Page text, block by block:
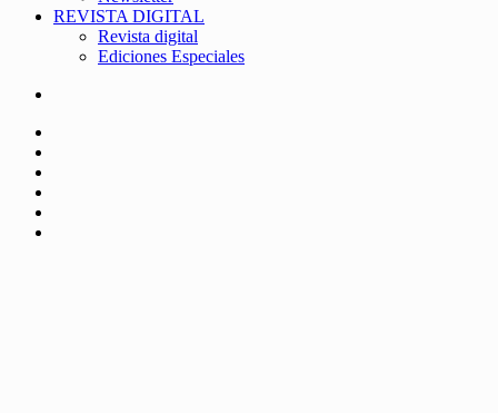
REVISTA DIGITAL
Revista digital
Ediciones Especiales